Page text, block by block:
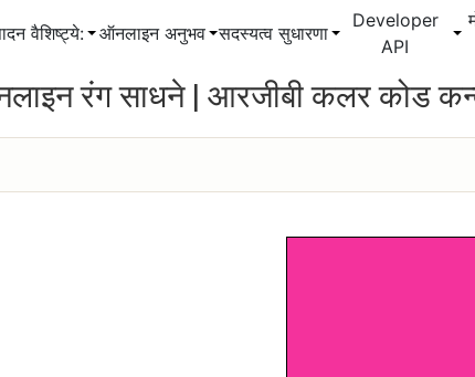
वैशिष्ट्ये: ऑनलाइन अनुभव सदस्यत्व सुधारणा
Developer
API